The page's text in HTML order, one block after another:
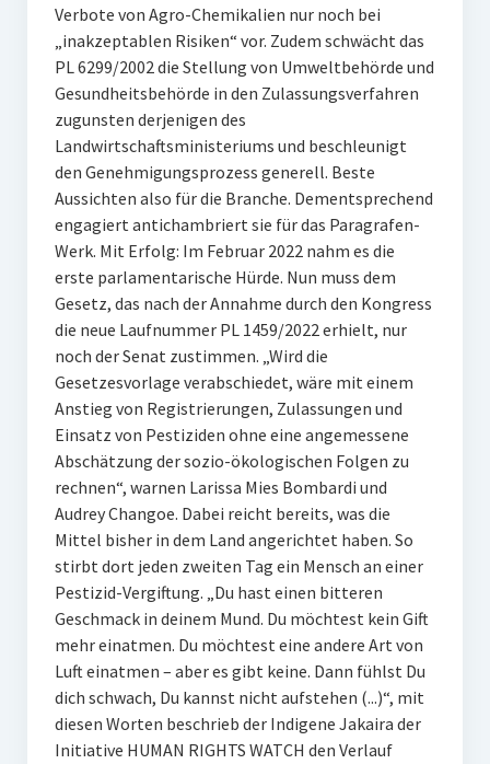
Verbote von Agro-Chemikalien nur noch bei
„inakzeptablen Risiken“ vor. Zudem schwächt das
PL 6299/2002 die Stellung von Umweltbehörde und
Gesundheitsbehörde in den Zulassungsverfahren
zugunsten derjenigen des
Landwirtschaftsministeriums und beschleunigt
den Genehmigungsprozess generell. Beste
Aussichten also für die Branche. Dementsprechend
engagiert antichambriert sie für das Paragrafen-
Werk. Mit Erfolg: Im Februar 2022 nahm es die
erste parlamentarische Hürde. Nun muss dem
Gesetz, das nach der Annahme durch den Kongress
die neue Laufnummer PL 1459/2022 erhielt, nur
noch der Senat zustimmen. „Wird die
Gesetzesvorlage verabschiedet, wäre mit einem
Anstieg von Registrierungen, Zulassungen und
Einsatz von Pestiziden ohne eine angemessene
Abschätzung der sozio-ökologischen Folgen zu
rechnen“, warnen Larissa Mies Bombardi und
Audrey Changoe. Dabei reicht bereits, was die
Mittel bisher in dem Land angerichtet haben. So
stirbt dort jeden zweiten Tag ein Mensch an einer
Pestizid-Vergiftung. „Du hast einen bitteren
Geschmack in deinem Mund. Du möchtest kein Gift
mehr einatmen. Du möchtest eine andere Art von
Luft einatmen – aber es gibt keine. Dann fühlst Du
dich schwach, Du kannst nicht aufstehen (...)“, mit
diesen Worten beschrieb der Indigene Jakaira der
Initiative HUMAN RIGHTS WATCH den Verlauf